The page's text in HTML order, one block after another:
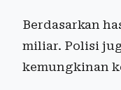
Berdasarkan
miliar. Polisi
kemungkinan